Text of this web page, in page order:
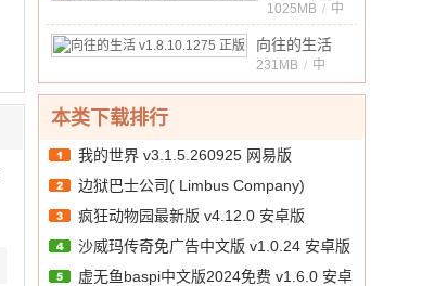
限
券
想起源
版
1025MB / 中
文 / 10.00
向往的生活
v1.8.10.1275
正版
231MB / 中
文 / 10.00
本类下载排行
我的世界 v3.1.5.260925 网易版
边狱巴士公司( Limbus Company)
v1.88.1
疯狂动物园最新版 v4.12.0 安卓版
沙威玛传奇免广告中文版 v1.0.24 安卓版
虚无鱼baspi中文版2024免费 v1.6.0 安卓